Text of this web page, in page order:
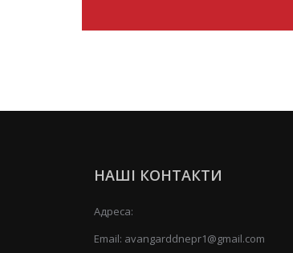
НАШІ КОНТАКТИ
Адреса:
Email: avangarddnepr1@gmail.com